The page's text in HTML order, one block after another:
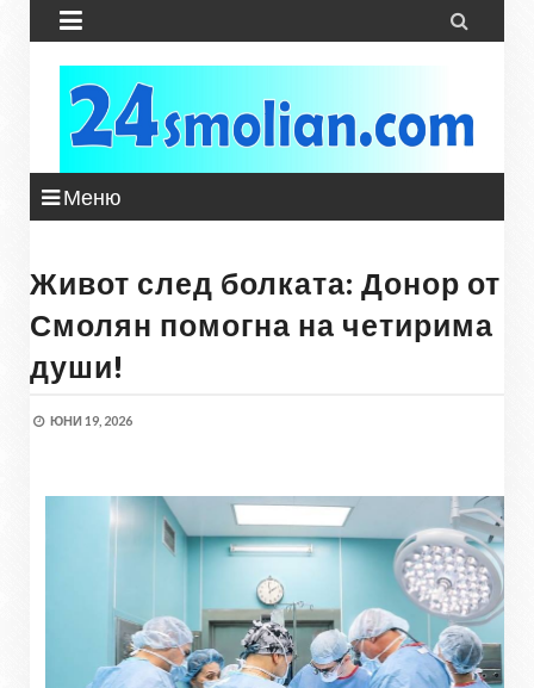
 
Меню
Живот след болката: Донор от
Смолян помогна на четирима
души!
ЮНИ 19, 2026